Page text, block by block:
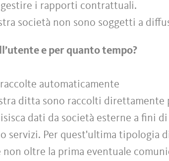
i rapporti contrattuali.
società non sono soggetti a
e per quanto tempo?
automaticamente
ditta sono raccolti
dati da società esterne a fini
Per quest'ultima tipologia
oltre la prima eventuale